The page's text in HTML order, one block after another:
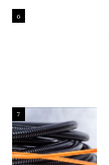
6
7